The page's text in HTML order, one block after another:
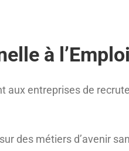
à
entreprises de
des métiers d’avenir